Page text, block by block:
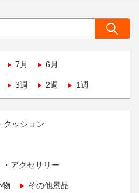
7月 6月
3週 2週 1週
クッション
アクセサリー
物 その他景品